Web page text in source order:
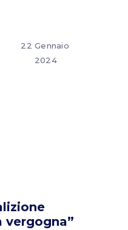
22 Gennaio
2024
vergogna”